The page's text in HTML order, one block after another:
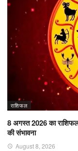
राशिफल
8 अगस्त 2026 का
की संभावना
August 8, 2026